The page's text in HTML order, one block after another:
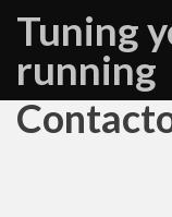
Tuning
running